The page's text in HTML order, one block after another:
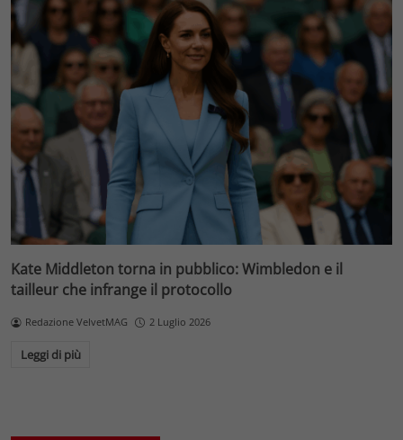
Kate Middleton torna in pubblico: Wimbledon e il
tailleur che infrange il protocollo
Redazione VelvetMAG 2 Luglio 2026
Leggi di più